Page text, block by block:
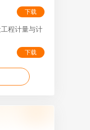
下载
程计量与计
下载